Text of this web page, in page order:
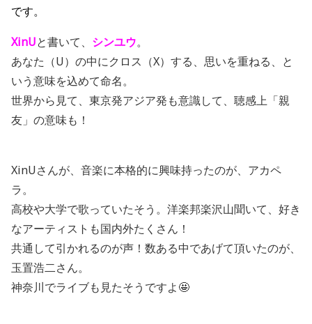
です。
XinUと書いて、 シンユウ。
あなた（U）の中にクロス（X）する、思いを重ねる、と
いう意味を込めて命名。
世界から見て、東京発アジア発も意識して、聴感上「親
友」の意味も！
XinUさんが、音楽に本格的に興味持ったのが、アカペ
ラ。
高校や大学で歌っていたそう。洋楽邦楽沢山聞いて、好き
なアーティストも国内外たくさん！
共通して引かれるのが声！数ある中であげて頂いたのが、
玉置浩二さん。
神奈川でライブも見たそうですよ🤩